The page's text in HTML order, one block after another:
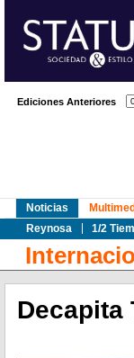
Ediciones Anteriores
Noticias
Reynosa
1/2
Decapita